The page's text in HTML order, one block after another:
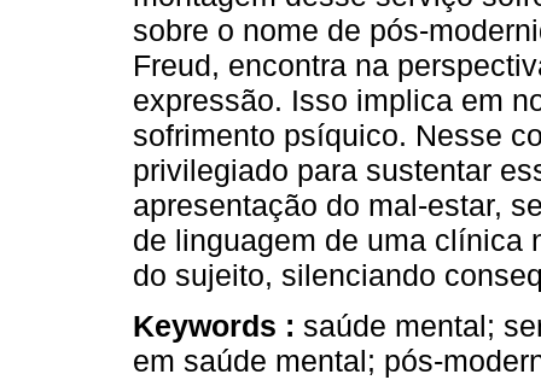
sobre o nome de pós-
Freud, encontra na
expressão. Isso implica em
sofrimento psíquico. Nesse
privilegiado para sustentar
apresentação do mal-estar,
de linguagem de uma clínica
do sujeito, silenciando
Keywords : saúde mental;
em saúde mental; pós-